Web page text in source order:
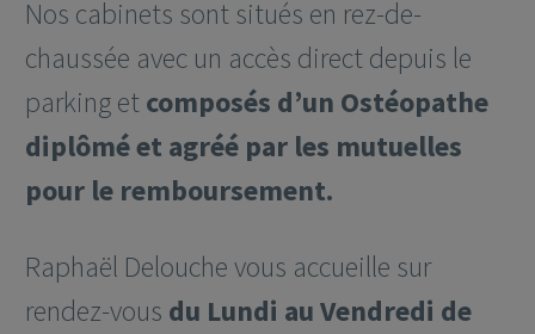
Nos cabinets sont situés en rez-de-
chaussée avec un accès direct depuis le
parking etcomposés d’un Ostéopathe
diplômé et agréé par les mutuelles
pour le remboursement.
Raphaël Delouche vous accueille sur
rendez-vous du Lundi au Vendredi de